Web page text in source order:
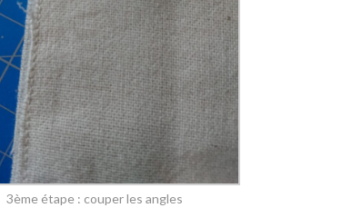
3ème étape : couper les angles